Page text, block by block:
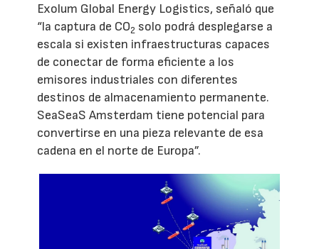
Exolum Global Energy Logistics, señaló que
“la captura de CO2 solo podrá desplegarse a
escala si existen infraestructuras capaces
de conectar de forma eficiente a los
emisores industriales con diferentes
destinos de almacenamiento permanente.
SeaSeaS Amsterdam tiene potencial para
convertirse en una pieza relevante de esa
cadena en el norte de Europa”.